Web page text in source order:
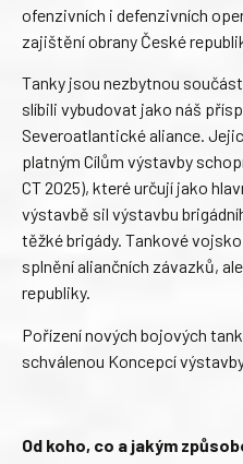
ofenzivních i defenzivních
zajištění obrany České
Tanky jsou nezbytnou
slíbili vybudovat jako náš
Severoatlantické aliance.
platným Cílům výstavby
CT 2025), které určují jako
výstavbě sil výstavbu
těžké brigády. Tankové
splnění aliančních závazků,
republiky.
Pořízení nových bojových
schválenou Koncepcí
Od koho, co a jakým